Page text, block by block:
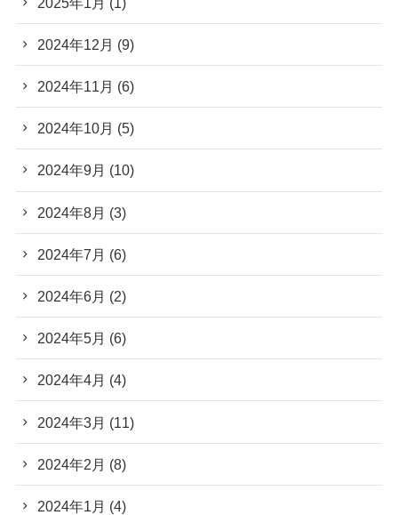
2024年12月 (9)
2024年11月 (6)
2024年10月 (5)
2024年9月 (10)
2024年8月 (3)
2024年7月 (6)
2024年6月 (2)
2024年5月 (6)
2024年4月 (4)
2024年3月 (11)
2024年2月 (8)
2024年1月 (4)